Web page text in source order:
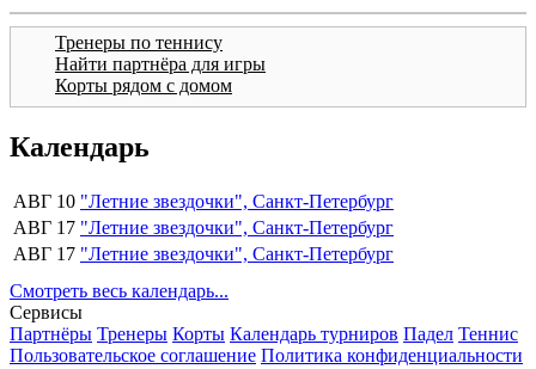
Тренеры по теннису
Найти партнёра для игры
Корты рядом с домом
Календарь
АВГ 10 "Летние звездочки", Санкт-Петербург
АВГ 17 "Летние звездочки", Санкт-Петербург
АВГ 17 "Летние звездочки", Санкт-Петербург
Смотреть весь календарь...
Сервисы
Партнёры Тренеры Корты Календарь турниров Падел Теннис
Пользовательское соглашение Политика конфиденциальности